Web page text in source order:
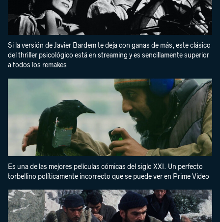
Si la versión de Javier Bardem te deja con ganas de más, este clásico
del thriller psicológico está en streaming y es sencillamente superior
a todos los remakes
Es una de las mejores películas cómicas del siglo XXI. Un perfecto
torbellino políticamente incorrecto que se puede ver en Prime Video